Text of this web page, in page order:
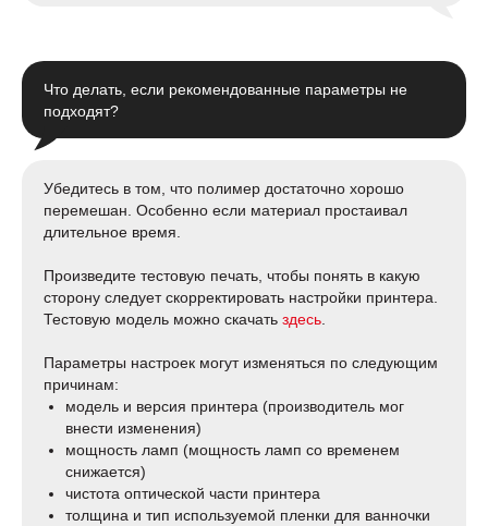
Что делать, если рекомендованные параметры не
подходят?
Убедитесь в том, что полимер достаточно хорошо
перемешан. Особенно если материал простаивал
длительное время.
Произведите тестовую печать, чтобы понять в какую
сторону следует скорректировать настройки принтера.
Тестовую модель можно скачать здесь
Параметры настроек могут изменяться по следующим
причинам:
модель и версия принтера (производитель мог
внести изменения)
мощность ламп (мощность ламп со временем
снижается)
чистота оптической части принтера
толщина и тип используемой пленки для ванночки